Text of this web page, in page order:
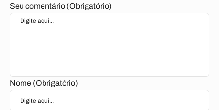
Seu comentário (Obrigatório)
Nome (Obrigatório)